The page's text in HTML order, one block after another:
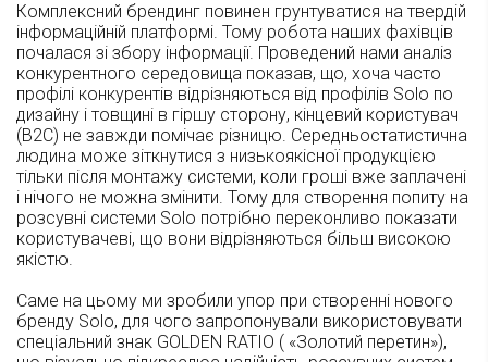
Комплексний брендинг повинен грунтуватися на твердій
інформаційній платформі. Тому робота наших фахівців
почалася зі збору інформації. Проведений нами аналіз
конкурентного середовища показав, що, хоча часто
профілі конкурентів відрізняються від профілів Solo по
дизайну і товщині в гіршу сторону, кінцевий користувач
(B2C) не завжди помічає різницю. Середньостатистична
людина може зіткнутися з низькоякісної продукцією
тільки після монтажу системи, коли гроші вже заплачені
і нічого не можна змінити. Тому для створення попиту на
розсувні системи Solo потрібно переконливо показати
користувачеві, що вони відрізняються більш високою
якістю.
Саме на цьому ми зробили упор при створенні нового
бренду Solo, для чого запропонували використовувати
спеціальний знак GOLDEN RATIO ( «Золотий перетин»),